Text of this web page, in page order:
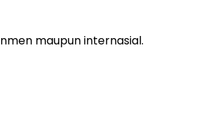
maupun internasial.